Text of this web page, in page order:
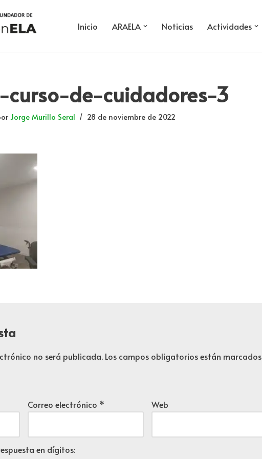
Inicio ARAELA Noticias Actividades
curso-de-cuidadores-3
Jorge Murillo Seral 28 de noviembre de 2022
no será publicada. Los campos obligatorios están marcados
Correo electrónico * Web
en dígitos: